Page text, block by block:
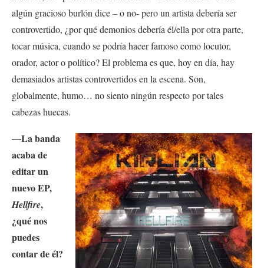
algún gracioso burlón dice – o no- pero un artista debería ser
controvertido, ¿por qué demonios debería él/ella por otra parte,
tocar música, cuando se podría hacer famoso como locutor,
orador, actor o político? El problema es que, hoy en día, hay
demasiados artistas controvertidos en la escena. Son,
globalmente, humo… no siento ningún respecto por tales
cabezas huecas.
—La banda
acaba de
editar un
nuevo EP,
Hellfire,
¿qué nos
puedes
contar de él?